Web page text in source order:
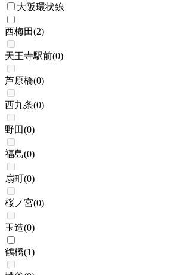
大阪環状線
西梅田(2)
天王寺駅前(0)
芦原橋(0)
西九条(0)
野田(0)
福島(0)
扇町(0)
桜ノ宮(0)
玉造(0)
鶴橋(1)